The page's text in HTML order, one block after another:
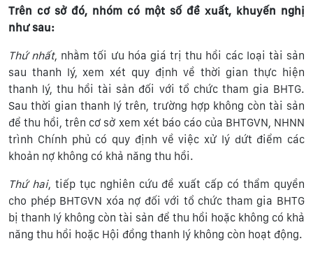
Trên cơ sở đó, nhóm có một số đề xuất, khuyến nghị
như sau:
Thứ nhất, nhằm tối ưu hóa giá trị thu hồi các loại tài sản
sau thanh lý, xem xét quy định về thời gian thực hiện
thanh lý, thu hồi tài sản đối với tổ chức tham gia BHTG.
Sau thời gian thanh lý trên, trường hợp không còn tài sản
để thu hồi, trên cơ sở xem xét báo cáo của BHTGVN, NHNN
trình Chính phủ có quy định về việc xử lý dứt điểm các
khoản nợ không có khả năng thu hồi.
Thứ hai, tiếp tục nghiên cứu đề xuất cấp có thẩm quyền
cho phép BHTGVN xóa nợ đối với tổ chức tham gia BHTG
bị thanh lý không còn tài sản để thu hồi hoặc không có khả
năng thu hồi hoặc Hội đồng thanh lý không còn hoạt động.